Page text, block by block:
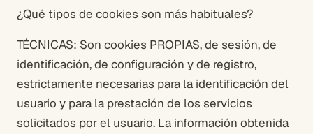
¿Qué tipos de cookies son más habituales?
TÉCNICAS: Son cookies PROPIAS, de sesión, de
identificación, de configuración y de registro,
estrictamente necesarias para la identificación del
usuario y para la prestación de los servicios
solicitados por el usuario. La información obtenida